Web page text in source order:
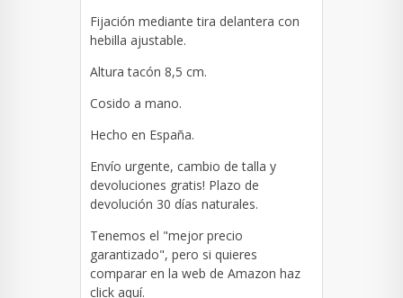
Fijación mediante tira delantera con
hebilla ajustable.
Altura tacón 8,5 cm.
Cosido a mano.
Hecho en España.
Envío urgente, cambio de talla y
devoluciones gratis! Plazo de
devolución 30 días naturales.
Tenemos el "mejor precio
garantizado", pero si quieres
comparar en la web de Amazon haz
click aquí.